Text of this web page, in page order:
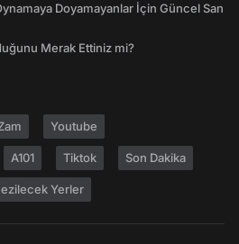
Doyamayanlar İçin Güncel San
Merak Ettiniz mi?
Youtube
A101 Tiktok Son Dakika
Yerler